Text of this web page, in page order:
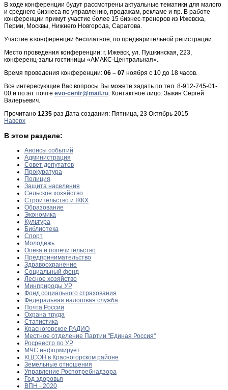
В ходе конференции будут рассмотрены актуальные тематики для малого
и среднего бизнеса по управлению, продажам, рекламе и пр. В работе
конференции примут участие более 15 бизнес-тренеров из Ижевска,
Перми, Москвы, Нижнего Новгорода, Саратова.
Участие в конференции бесплатное, по предварительной регистрации.
Место проведения конференции: г. Ижевск, ул. Пушкинская, 223,
конференц-залы гостиницы «АМАКС-Центральная».
Время проведения конференции: 06 – 07 ноября с 10 до 18 часов.
Все интересующие Вас вопросы Вы можете задать по тел. 8-912-745-01-
00 и по эл. почте evo-centr@mail.ru. Контактное лицо: Зыкин Сергей
Валерьевич.
Прочитано 1235 раз Дата создания: Пятница, 23 Октябрь 2015
Наверх
В этом разделе:
Анонсы событий
Администрация
Совет депутатов
Прокуратура
Полиция
Защита населения
Сельское хозяйство
Строительство и ЖКХ
Образование
Экономика
Культура
Библиотека
Спорт
Молодежь
Опека и попечительство
Предпринимательство
Здравоохранение
Социальный фонд
Лесное хозяйство
Минприроды УР
Фонд социального страхования
Федеральная налоговая служба
Почта России
Охрана труда
Статистика
Красногорское РАДИО
Местное отделение Партии "Единая Россия"
Росреестр по УР
МЧС информирует
КЦСОН в Красногорском районе
Земельные отношения
Управление Роспотребнадзора
Год здоровья
ВПН - 2020